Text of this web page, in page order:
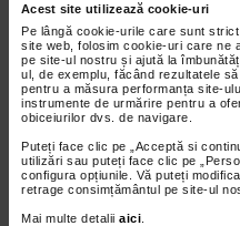
Acest site utilizează cookie-uri
Pe lângă cookie-urile care sunt
site web, folosim cookie-uri care ne
pe site-ul nostru și ajută la
ul, de exemplu, făcând rezultatele
pentru a măsura performanța site-
instrumente de urmărire pentru a
obiceiurilor dvs. de navigare.
Puteți face clic pe „Acceptă si
utilizări sau puteți face clic pe
configura opțiunile. Vă puteți
retrage consimțământul pe site-ul
Mai multe detalii aici
baza substante naturale (extract de
aloe vera, lemn dulce, nalba de…